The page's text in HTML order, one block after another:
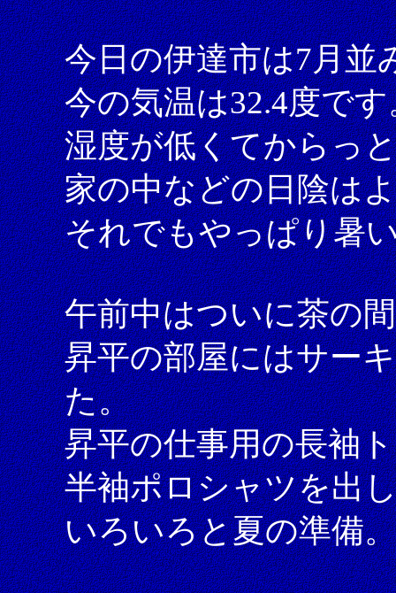
今日の伊達市は7月並
今の気温は32.4度です
湿度が低くてからっ
家の中などの日陰は
それでもやっぱり暑
午前中はついに茶の
昇平の部屋にはサー
た。
昇平の仕事用の長袖
半袖ポロシャツを出
いろいろと夏の準備。